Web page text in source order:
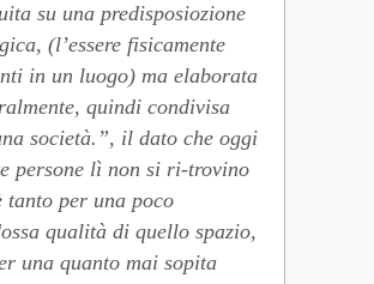
su una predisposiozione
(l’essere fisicamente
in un luogo) ma elaborata
quindi condivisa
società.”, il dato che oggi
persone lì non si ri-trovino
tanto per una poco
qualità di quello spazio,
una quanto mai sopita